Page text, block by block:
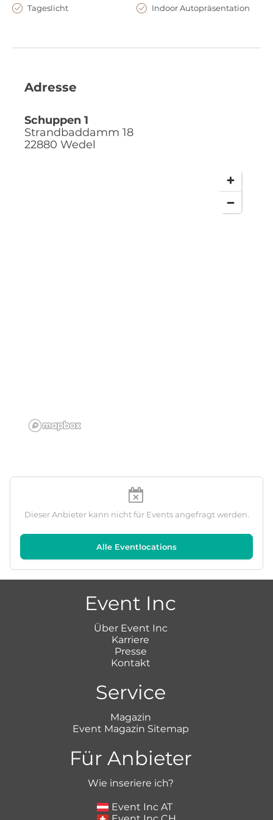
Tageslicht
Indoor Autopräsentation
Adresse
Schuppen 1
Strandbaddamm 18
22880 Wedel
Dieser Anbieter kann nicht für Events angefragt werden.
Alle Eventlocations
Event Inc
Über Event Inc
Karriere
Presse
Kontakt
Service
Magazin
Event Magazin Sitemap
Für Anbieter
Wie inseriere ich?
Event Inc AT